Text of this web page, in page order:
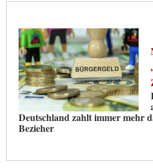
Deutschland zahlt immer mehr
Bezieher